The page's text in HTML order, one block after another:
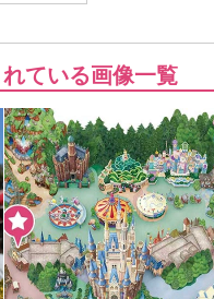
ている画像一覧